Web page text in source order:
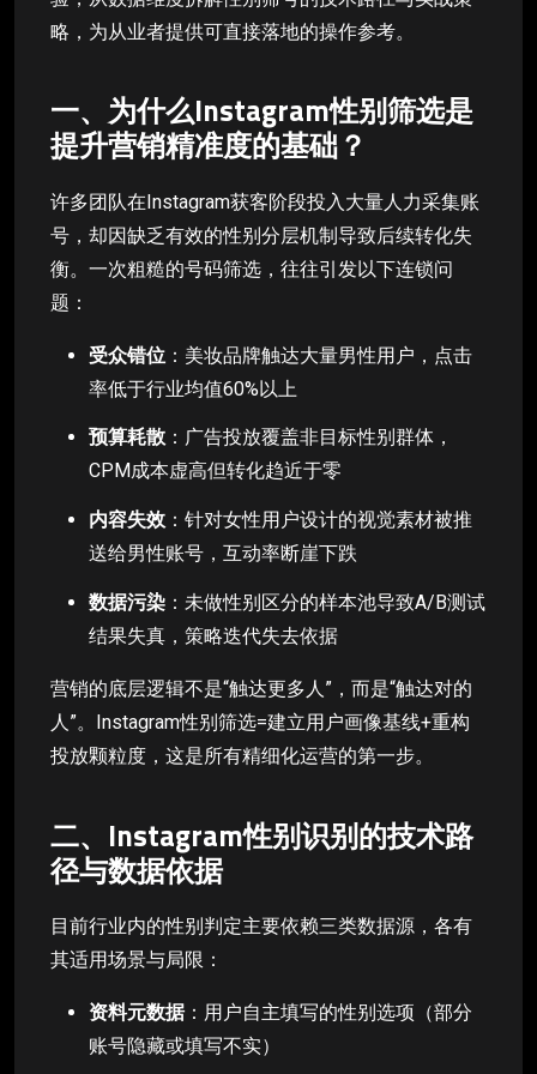
略，为从业者提供可直接落地的操作参考。
一、为什么Instagram性别筛选是
提升营销精准度的基础？
许多团队在Instagram获客阶段投入大量人力采集账
号，却因缺乏有效的性别分层机制导致后续转化失
衡。一次粗糙的号码筛选，往往引发以下连锁问
题：
受众错位 ：美妆品牌触达大量男性用户，点击
率低于行业均值60%以上
预算耗散 ：广告投放覆盖非目标性别群体，
CPM成本虚高但转化趋近于零
内容失效 ：针对女性用户设计的视觉素材被推
送给男性账号，互动率断崖下跌
数据污染 ：未做性别区分的样本池导致A/B测试
结果失真，策略迭代失去依据
营销的底层逻辑不是“触达更多人”，而是“触达对的
人”。Instagram性别筛选=建立用户画像基线+重构
投放颗粒度，这是所有精细化运营的第一步。
二、Instagram性别识别的技术路
径与数据依据
目前行业内的性别判定主要依赖三类数据源，各有
其适用场景与局限：
资料元数据：用户自主填写的性别选项（部分
账号隐藏或填写不实）